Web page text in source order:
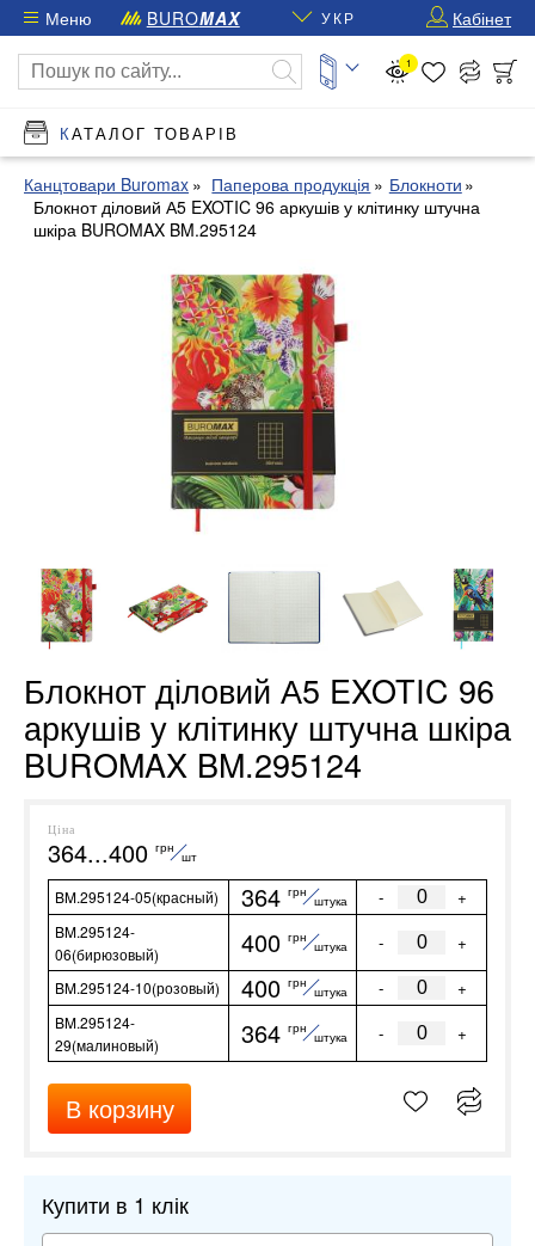
Меню BUROMAX УКР Кабінет
1
КАТАЛОГ ТОВАРІВ
Канцтовари Buromax Паперова продукція
Блокноти
Блокнот діловий А5 EXOTIC 96 аркушів у клітинку штучна
шкіра BUROMAX BM.295124
Блокнот діловий А5 EXOTIC 96
аркушів у клітинку штучна шкіра
BUROMAX BM.295124
Ціна
364...400 грн
шт
BM.295124-05(красный) 364 грн
штука - +
BM.295124-
06(бирюзовый)
400 грн
штука - +
BM.295124-10(розовый) 400 грн
штука - +
BM.295124-
29(малиновый)
364 грн
штука - +
В корзину
Купити в 1 клік